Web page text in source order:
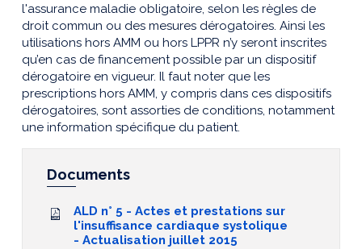
l'assurance maladie obligatoire, selon les règles de
droit commun ou des mesures dérogatoires. Ainsi les
utilisations hors AMM ou hors LPPR n’y seront inscrites
qu’en cas de financement possible par un dispositif
dérogatoire en vigueur. Il faut noter que les
prescriptions hors AMM, y compris dans ces dispositifs
dérogatoires, sont assorties de conditions, notamment
une information spécifique du patient.
Documents
ALD n° 5 - Actes et prestations sur
l'insuffisance cardiaque systolique
- Actualisation juillet 2015